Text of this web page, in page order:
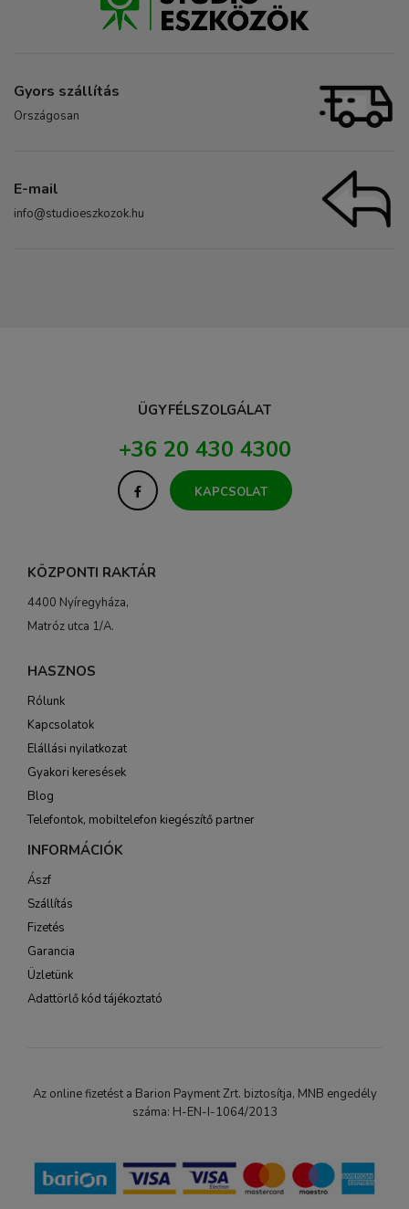
Gyors szállítás
Országosan
E-mail
info@studioeszkozok.hu
ÜGYFÉLSZOLGÁLAT
+36 20 430 4300
KAPCSOLAT
KÖZPONTI RAKTÁR
4400 Nyíregyháza,
Matróz utca 1/A.
HASZNOS
Rólunk
Kapcsolatok
Elállási nyilatkozat
Gyakori keresések
Blog
Telefontok, mobiltelefon kiegészítő partner
INFORMÁCIÓK
Ászf
Szállítás
Fizetés
Garancia
Üzletünk
Adattörlő kód tájékoztató
Az online fizetést a Barion Payment Zrt. biztosítja, MNB engedély
száma: H-EN-I-1064/2013